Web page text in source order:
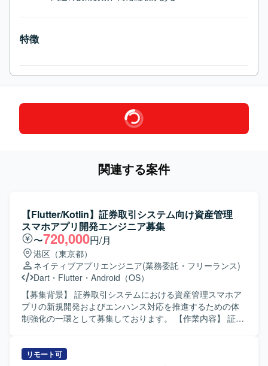
特徴
関連する案件
【Flutter/Kotlin】証券取引システム向け資産管理
スマホアプリ開発エンジニア募集
〜720,000円/月
港区（東京都）
ネイティブアプリエンジニア(業務委託・フリーランス)
Dart ・ Flutter ・ Android（OS）
【募集背景】 証券取引システムにおける資産管理スマホア
プリの新規開発およびエンハンス対応を推進するための体
制強化の一環として募集しております。 【作業内容】 証券
イルアプリ開発を中心に、Kotlin を用いたBFF周辺の開発に
リモート可